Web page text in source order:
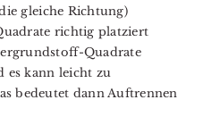
gleiche Richtung)
richtig platziert
Quadrate
es kann leicht zu
bedeutet dann Auftrennen